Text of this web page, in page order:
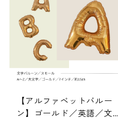
【アルファベットバルー
ン】ゴールド／英語／文字